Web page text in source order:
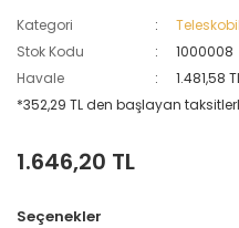
Kategori
Stok Kodu
1000008
Havale
1.481,58
*352,29 TL den başlayan
1.646,20 TL
Seçenekler